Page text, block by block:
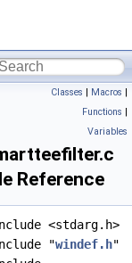
Classes | Macros |
Functions |
Variables
Reference
<stdarg.h>
"windef.h"